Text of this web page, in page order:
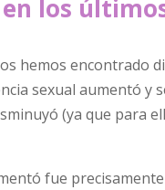
los
hemos encontrado
sexual aumentó y
(ya que para
fue